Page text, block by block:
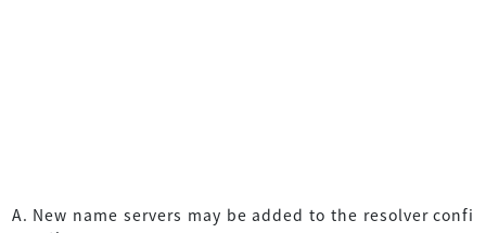
A. New name servers may be added to the resolver confi